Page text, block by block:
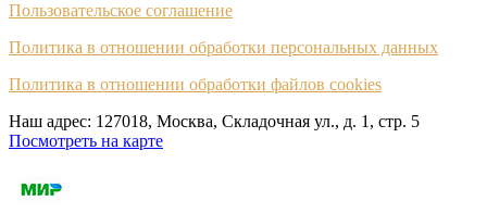
Пользовательское соглашение
Политика в отношении обработки персональных данных
Политика в отношении обработки файлов cookies
Наш адрес: 127018, Москва, Складочная ул., д. 1, cтр. 5
Посмотреть на карте